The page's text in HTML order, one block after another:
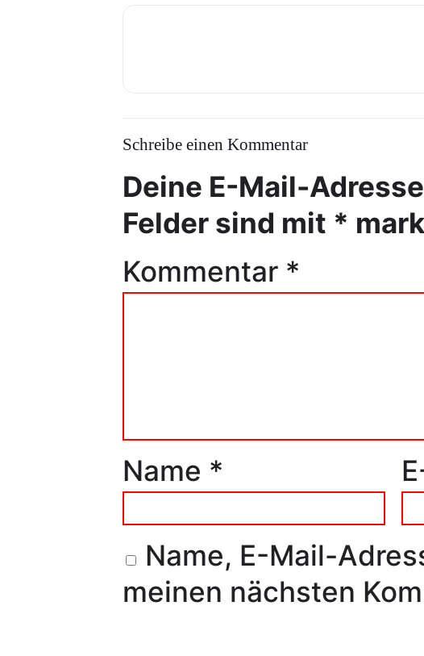
Schreibe einen Kommentar
Deine E-Mail-
Felder sind mit *
Kommentar *
Name *
Name, E-Mail-
meinen nächsten